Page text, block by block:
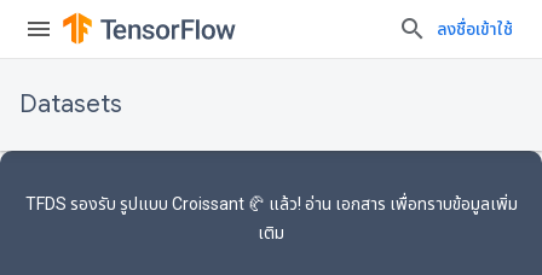
ลงชื่อเข้าใช้
Datasets
TFDS รองรับ รูปแบบ Croissant 🥐 แล้ว! อ่าน เอกสาร เพื่อทราบข้อมูลเพิ่ม
เติม